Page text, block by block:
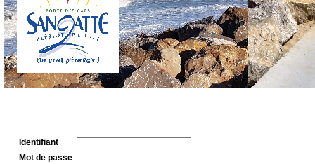
Identifiant
Mot de passe